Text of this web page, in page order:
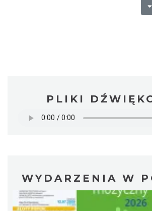
PLIKI
WYDARZENIA W